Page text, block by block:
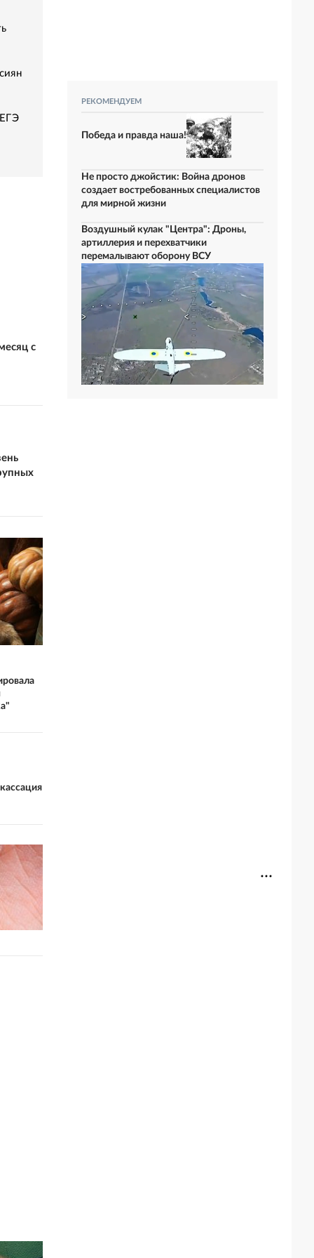
с
РЕКОМЕНДУЕМ
Победа и правда наша!
Не просто джойстик: Война дронов
создает востребованных специалистов
для мирной жизни
Воздушный кулак "Центра": Дроны,
артиллерия и перехватчики
перемалывают оборону ВСУ